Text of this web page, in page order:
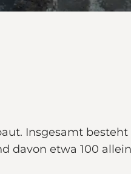
Insgesamt besteht
davon etwa 100